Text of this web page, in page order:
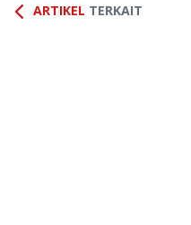
ARTIKEL TERKAIT